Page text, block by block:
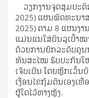
ວຽກງານຈຸດສຸມປະຕິ
2025) ແຜນພັດທະນາ
2025) ຕາມ 8 ແຜນງາ
ແມ່ນແນໃສ່ບັນລຸເປົ້າ
ດ້ວຍການຍົກລະດັບຄຸ
ທັນສະໄໝ ຮັບປະກັນໃ
ເຈັບເປັນ ໂດຍຫຼີກເວັ້ນ
ເງື່ອນໄຂກຸ້ມຕົນເອງເ
ຜູ້ໃດໄວ້ທາງຫຼັງ.